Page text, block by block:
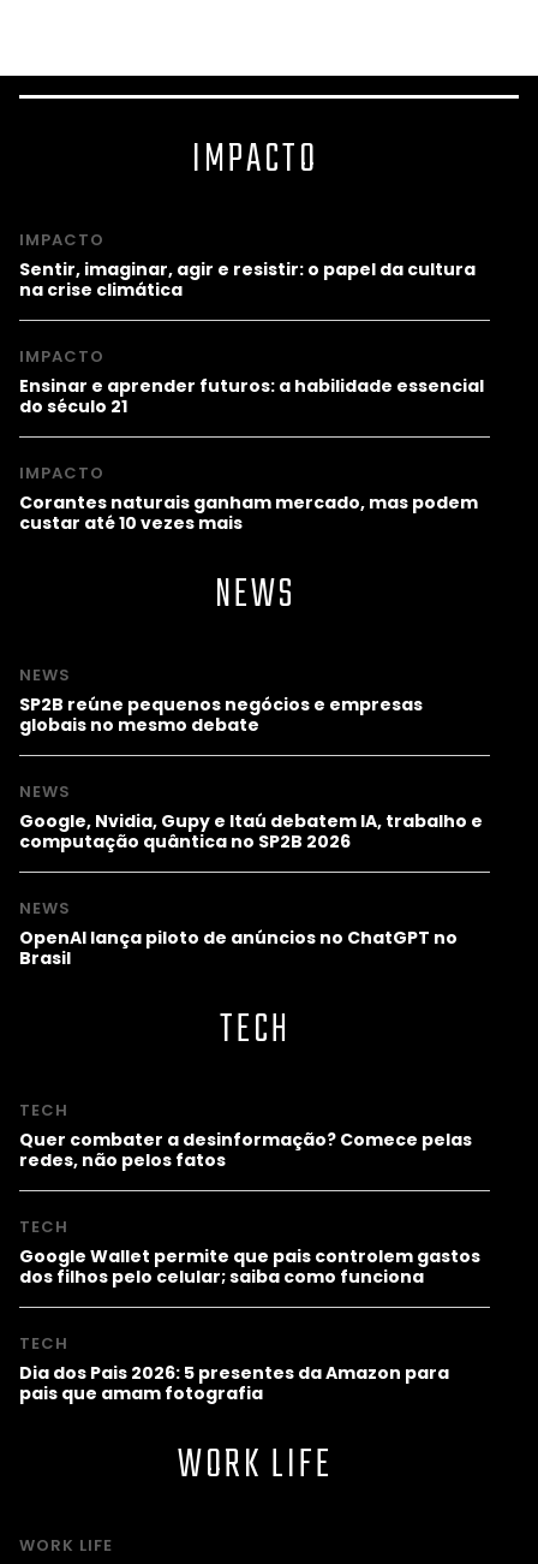
IMPACTO
IMPACTO
Sentir, imaginar, agir e resistir: o papel da cultura
na crise climática
IMPACTO
Ensinar e aprender futuros: a habilidade essencial
do século 21
IMPACTO
Corantes naturais ganham mercado, mas podem
custar até 10 vezes mais
NEWS
NEWS
SP2B reúne pequenos negócios e empresas
globais no mesmo debate
NEWS
Google, Nvidia, Gupy e Itaú debatem IA, trabalho e
computação quântica no SP2B 2026
NEWS
OpenAI lança piloto de anúncios no ChatGPT no
Brasil
TECH
TECH
Quer combater a desinformação? Comece pelas
redes, não pelos fatos
TECH
Google Wallet permite que pais controlem gastos
dos filhos pelo celular; saiba como funciona
TECH
Dia dos Pais 2026: 5 presentes da Amazon para
pais que amam fotografia
WORK LIFE
WORK LIFE